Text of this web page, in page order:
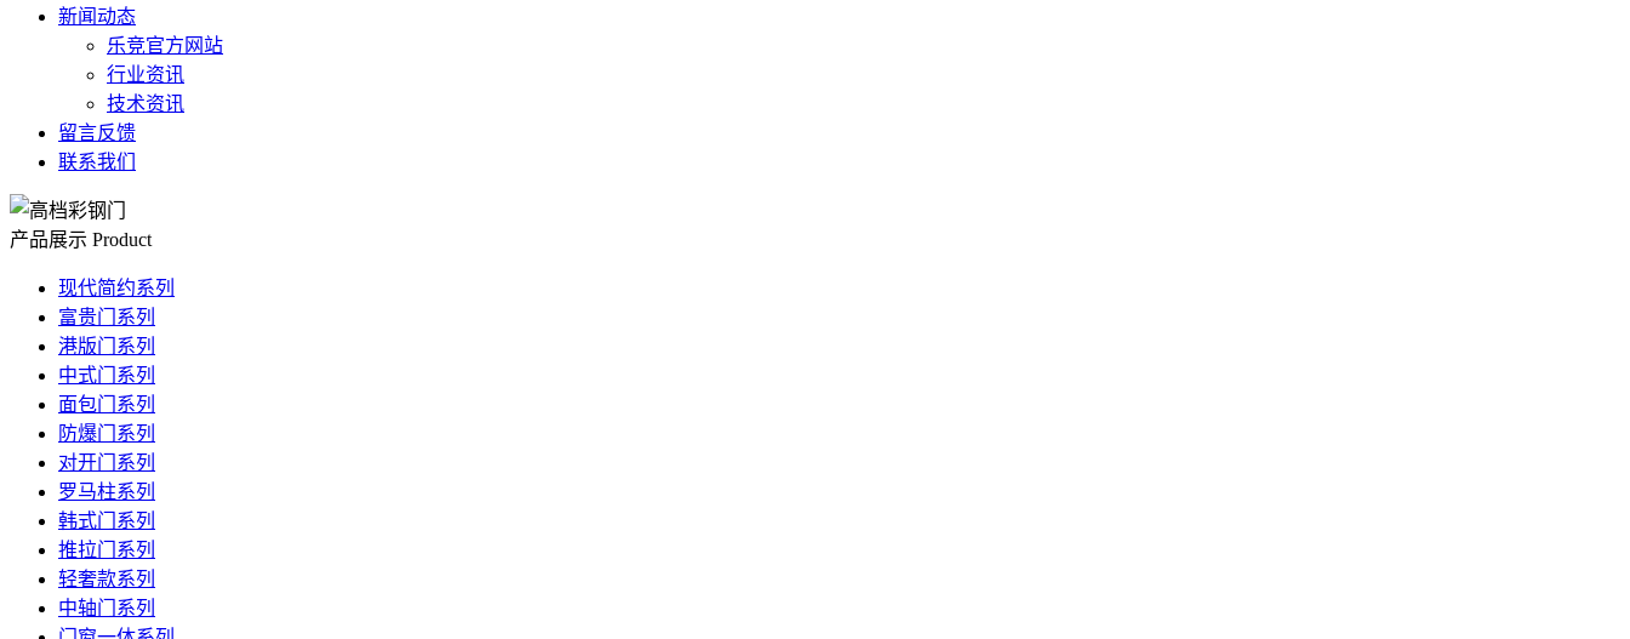
新闻动态
乐竞官方网站
行业资讯
技术资讯
留言反馈
联系我们
产品展示 Product
现代简约系列
富贵门系列
港版门系列
中式门系列
面包门系列
防爆门系列
对开门系列
罗马柱系列
韩式门系列
推拉门系列
轻奢款系列
中轴门系列